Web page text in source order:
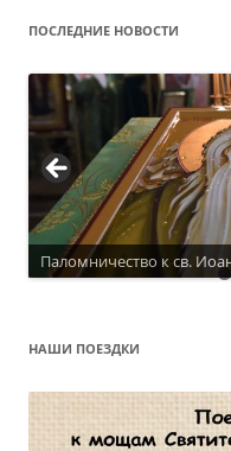
ПОСЛЕДНИЕ НОВОСТИ
Паломничество к св.
НАШИ ПОЕЗДКИ